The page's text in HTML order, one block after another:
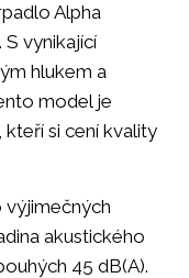
Alpha
vynikající
hlukem a
model je
si cení kvality
výjimečných
akustického
45 dB(A).